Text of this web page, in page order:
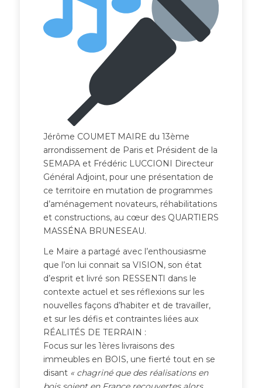
Jérôme COUMET MAIRE du 13ème
arrondissement de Paris et Président de la
SEMAPA et Frédéric LUCCIONI Directeur
Général Adjoint, pour une présentation de
ce territoire en mutation de programmes
d’aménagement novateurs, réhabilitations
et constructions, au cœur des QUARTIERS
MASSÉNA BRUNESEAU.
Le Maire a partagé avec l’enthousiasme
que l’on lui connait sa VISION, son état
d’esprit et livré son RESSENTI dans le
contexte actuel et ses réflexions sur les
nouvelles façons d’habiter et de travailler,
et sur les défis et contraintes liées aux
RÉALITÉS DE TERRAIN :
Focus sur les 1ères livraisons des
immeubles en BOIS, une fierté tout en se
disant « chagriné que des réalisations en